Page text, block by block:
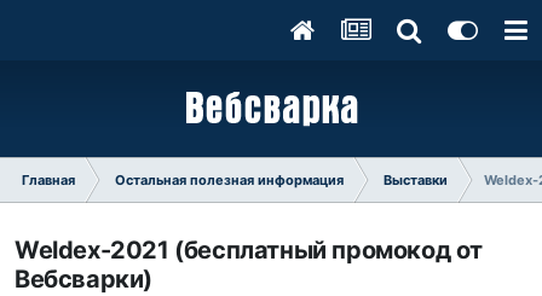
Главная Остальная полезная информация Выставки Weldex-
Weldex-2021 (бесплатный промокод от
Вебсварки)